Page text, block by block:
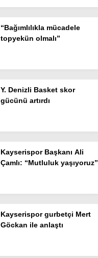
“Bağımlılıkla mücadele
topyekün olmalı”
Y. Denizli Basket skor
gücünü artırdı
Kayserispor Başkanı Ali
Çamlı: “Mutluluk yaşıyoruz”
Kayserispor gurbetçi Mert
Göckan ile anlaştı